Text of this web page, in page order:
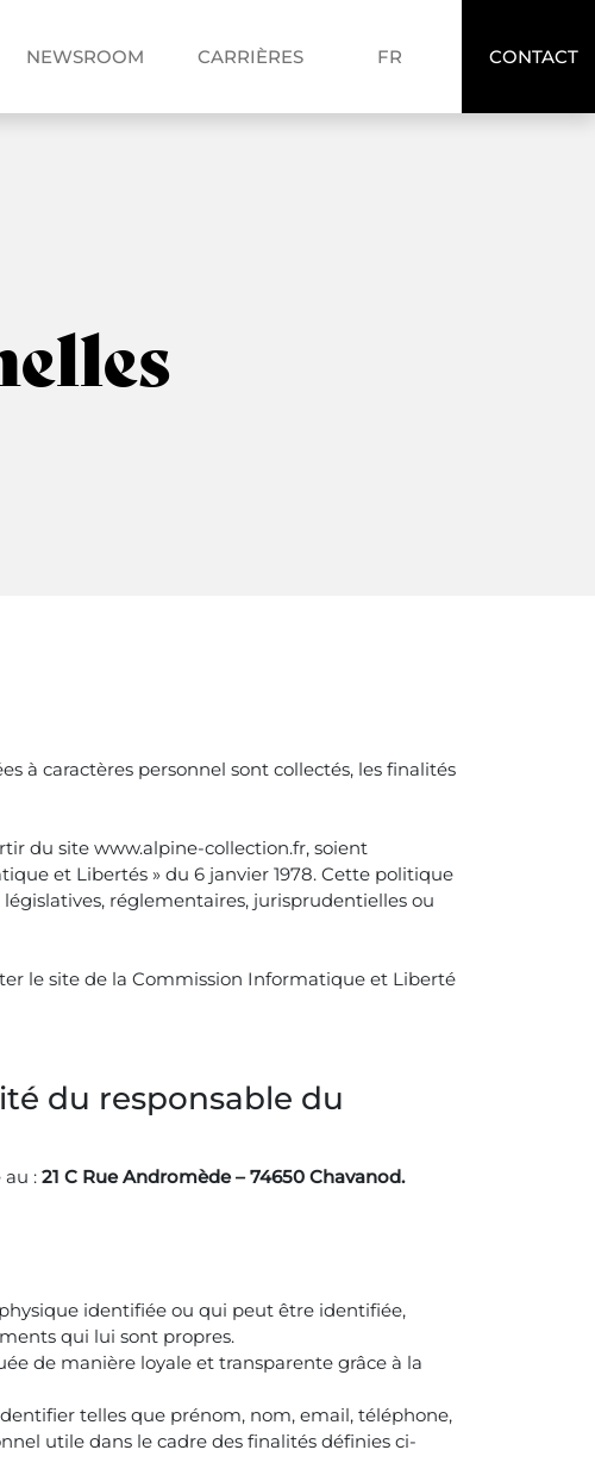
NEWSROOM CARRIÈRES FR CONTACT
à caractères personnel sont collectés, les finalités
du site www.alpine-collection.fr, soient
et Libertés » du 6 janvier 1978. Cette politique
réglementaires, jurisprudentielles ou
le site de la Commission Informatique et Liberté
du responsable du
au :21 C Rue Andromède – 74650 Chavanod.
identifiée ou qui peut être identifiée,
qui lui sont propres.
de manière loyale et transparente grâce à la
telles que prénom, nom, email, téléphone,
utile dans le cadre des finalités définies ci-